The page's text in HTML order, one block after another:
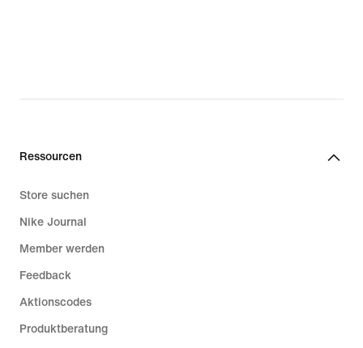
Ressourcen
Store suchen
Nike Journal
Member werden
Feedback
Aktionscodes
Produktberatung